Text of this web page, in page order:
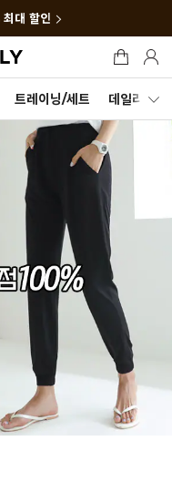
대 할인
트레이닝/세트 데일리세트